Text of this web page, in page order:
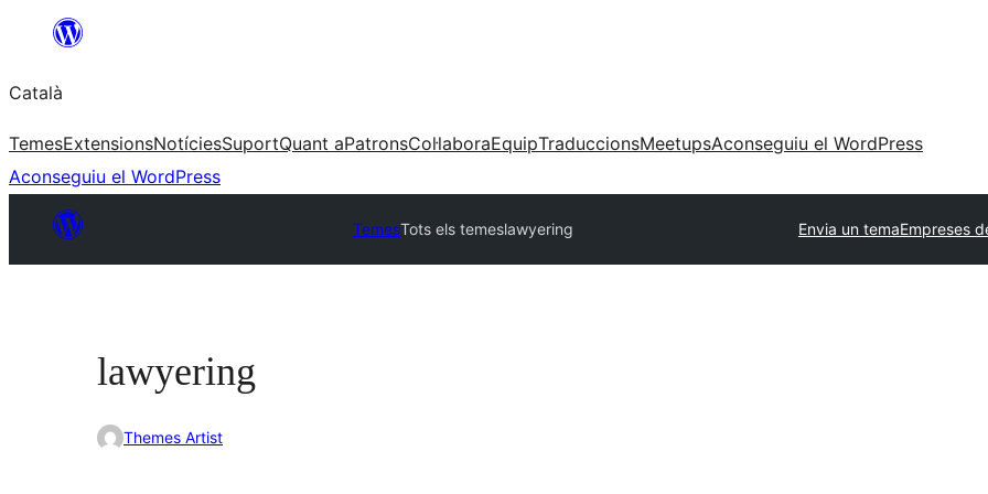
contingut
Català
TemesExtensionsNotíciesSuportQuant aPatronsCol·laboraEquipTraduccionsMeetupsAconseguiu el WordPress
Aconseguiu el WordPress
TemesTots els temeslawyering Envia un temaEmpreses
lawyering
Themes Artist